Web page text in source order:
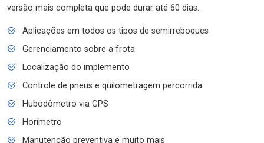
versão mais completa que pode durar até 60 dias.
Aplicações em todos os tipos de semirreboques
Gerenciamento sobre a frota
Localização do implemento
Controle de pneus e quilometragem percorrida
Hubodômetro via GPS
Horímetro
Manutenção preventiva e muito mais